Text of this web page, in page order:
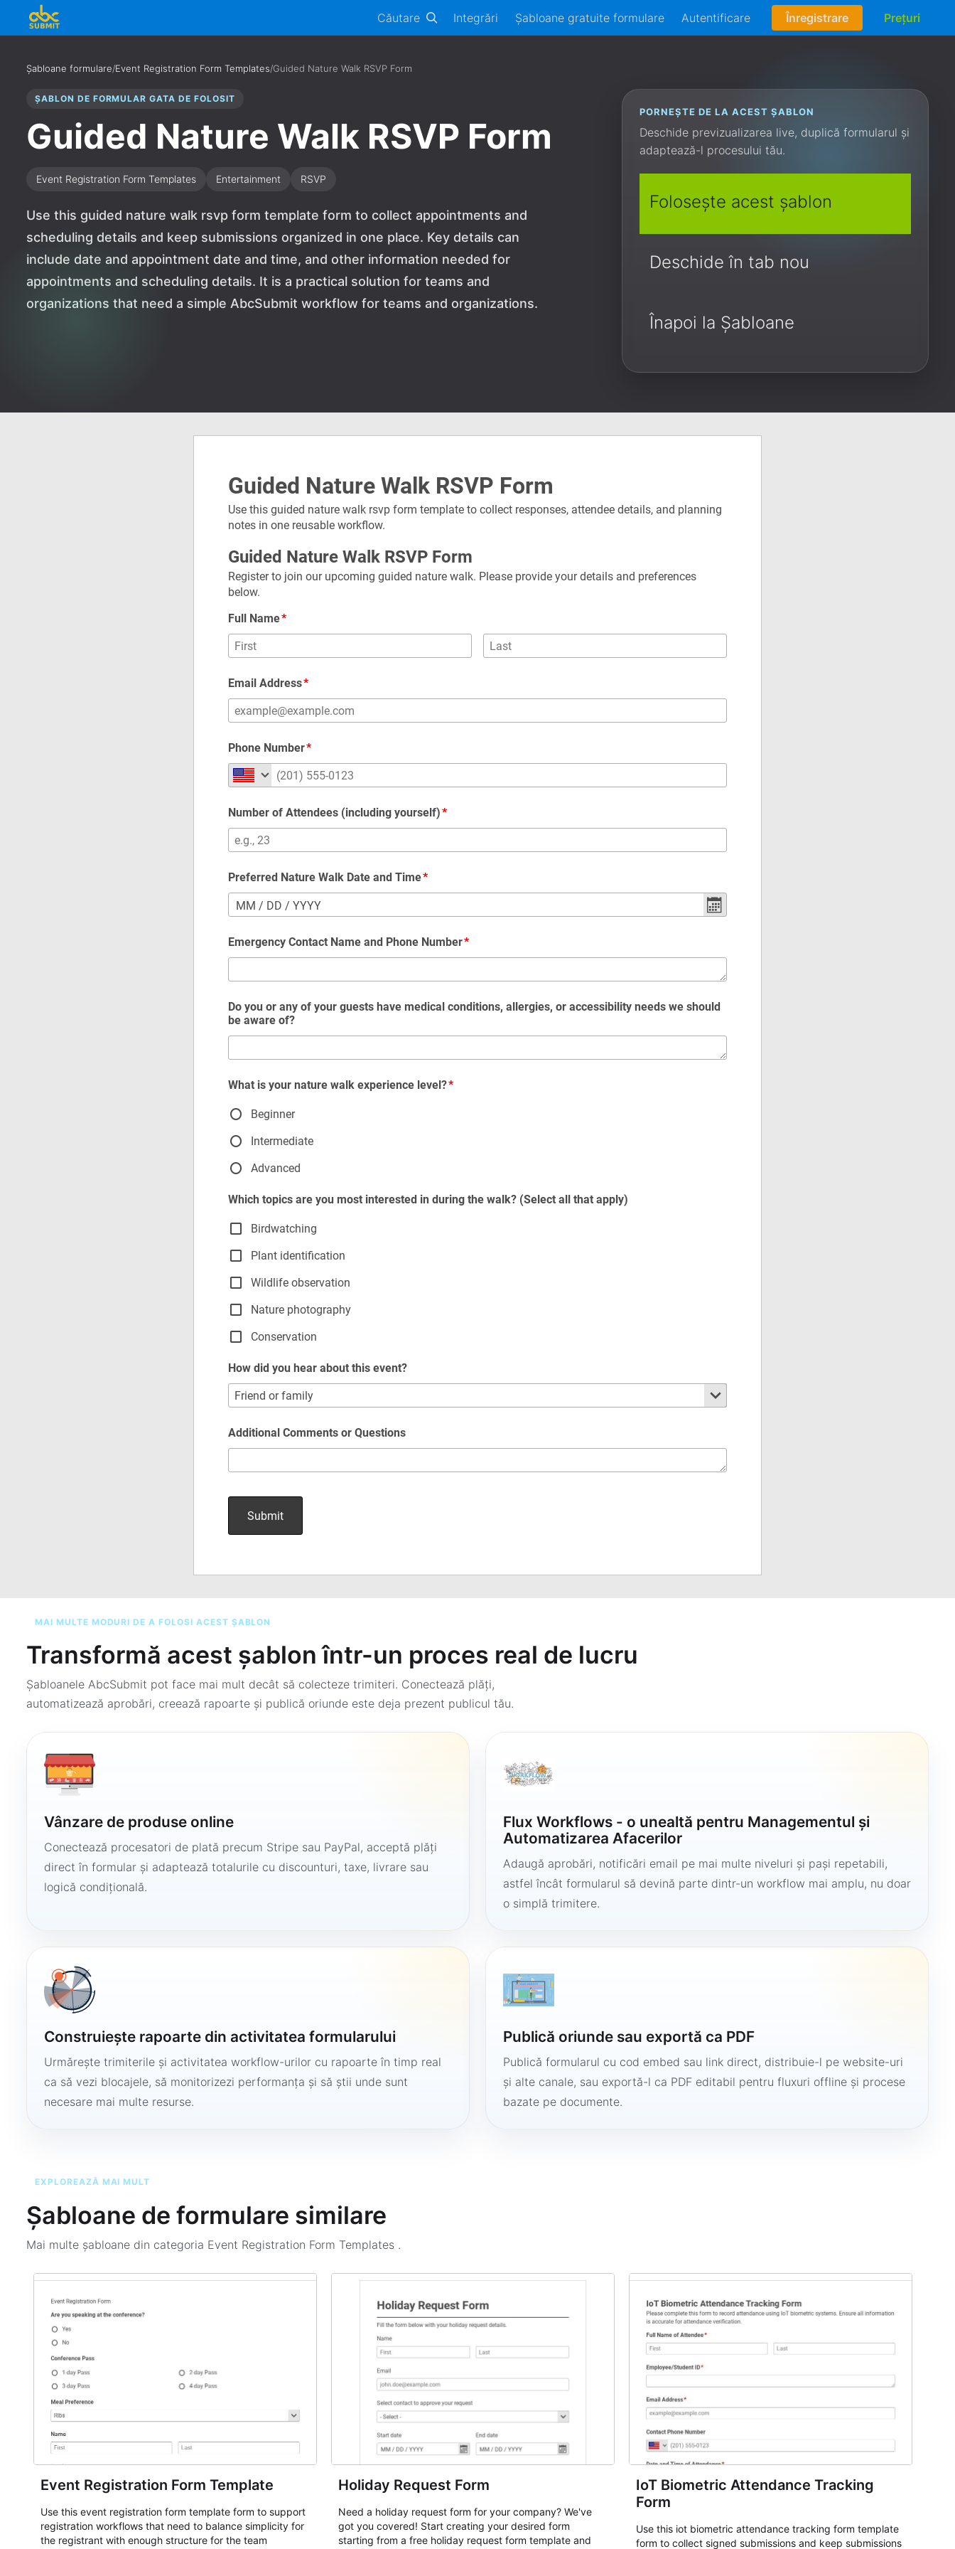
Căutare Integrări Șabloane gratuite formulare Autentificare Înregistrare Prețuri
Șabloane formulare/Event Registration Form Templates/Guided Nature Walk RSVP Form
ȘABLON DE FORMULAR GATA DE FOLOSIT
Guided Nature Walk RSVP Form
Event Registration Form Templates Entertainment RSVP
Use this guided nature walk rsvp form template form to collect appointments and
scheduling details and keep submissions organized in one place. Key details can
include date and appointment date and time, and other information needed for
appointments and scheduling details. It is a practical solution for teams and
organizations that need a simple AbcSubmit workflow for teams and organizations.
PORNEȘTE DE LA ACEST ȘABLON
Deschide previzualizarea live, duplică formularul și
adaptează-l procesului tău.
Folosește acest șablon
Deschide în tab nou
Înapoi la Șabloane
MAI MULTE MODURI DE A FOLOSI ACEST ȘABLON
Transformă acest șablon într-un proces real de lucru
Șabloanele AbcSubmit pot face mai mult decât să colecteze trimiteri. Conectează plăți,
automatizează aprobări, creează rapoarte și publică oriunde este deja prezent publicul tău.
Vânzare de produse online
Conectează procesatori de plată precum Stripe sau PayPal, acceptă plăți
direct în formular și adaptează totalurile cu discounturi, taxe, livrare sau
logică condițională.
Flux Workflows - o unealtă pentru Managementul și
Automatizarea Afacerilor
Adaugă aprobări, notificări email pe mai multe niveluri și pași repetabili,
astfel încât formularul să devină parte dintr-un workflow mai amplu, nu doar
o simplă trimitere.
Construiește rapoarte din activitatea formularului
Urmărește trimiterile și activitatea workflow-urilor cu rapoarte în timp real
ca să vezi blocajele, să monitorizezi performanța și să știi unde sunt
necesare mai multe resurse.
Publică oriunde sau exportă ca PDF
Publică formularul cu cod embed sau link direct, distribuie-l pe website-uri
și alte canale, sau exportă-l ca PDF editabil pentru fluxuri offline și procese
bazate pe documente.
EXPLOREAZĂ MAI MULT
Șabloane de formulare similare
Mai multe șabloane din categoria Event Registration Form Templates .
Event Registration Form Template
Use this event registration form template form to support
registration workflows that need to balance simplicity for
the registrant with enough structure for the team
Holiday Request Form
Need a holiday request form for your company? We've
got you covered! Start creating your desired form
starting from a free holiday request form template and
IoT Biometric Attendance Tracking
Form
Use this iot biometric attendance tracking form template
form to collect signed submissions and keep submissions